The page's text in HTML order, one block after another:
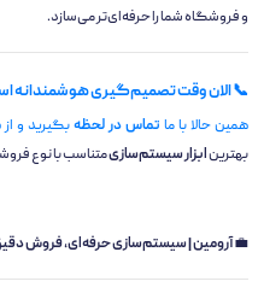
و فروشگاه شما را حرفه‌ای‌تر می‌سازد.
📞 الان وقت تصمیم‌گیری هوشمندانه
همین حالا با ما تماس در لحظهبگیرید و از
بهترینابزار سیستم‌سازیمتناسب با نوع
💼آرومین | سیستم‌سازی حرفه‌ای، فروش